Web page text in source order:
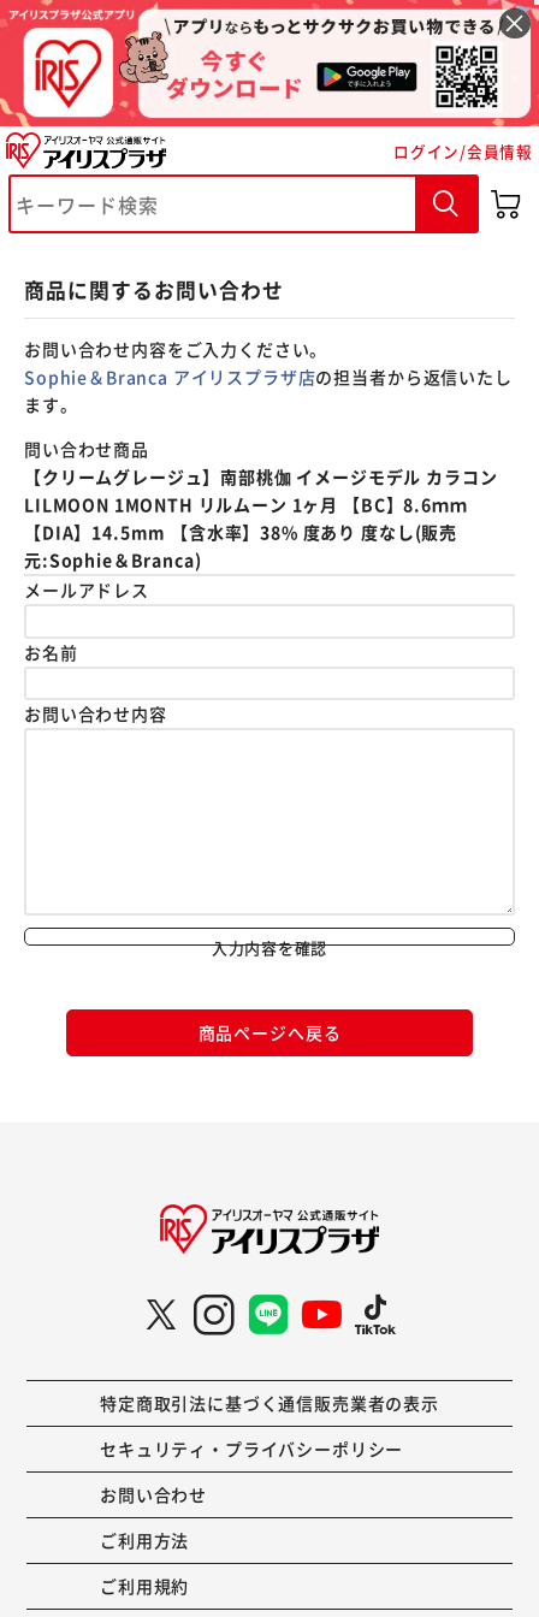
ログイン/会員情報
商品に関するお問い合わせ
お問い合わせ内容をご入力ください。
Sophie＆Branca アイリスプラザ店の担当者から返信いたし
ます。
問い合わせ商品
【クリームグレージュ】南部桃伽 イメージモデル カラコン
LILMOON 1MONTH リルムーン 1ヶ月 【BC】8.6ｍｍ
【DIA】14.5mm 【含水率】38% 度あり 度なし(販売
元:Sophie＆Branca)
メールアドレス
お名前
お問い合わせ内容
入力内容を確認
商品ページへ戻る
特定商取引法に基づく通信販売業者の表示
セキュリティ・プライバシーポリシー
お問い合わせ
ご利用方法
ご利用規約
※ご確認ください
カートに入れる